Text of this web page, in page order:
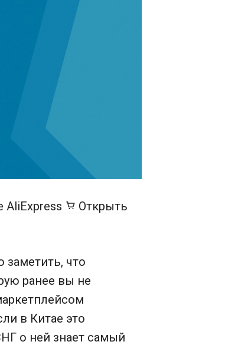
Открыть
заметить, что
ранее вы не
в Китае это
о ней знает самый